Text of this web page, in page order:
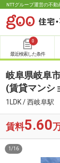
NTTグループ運営の不
0
最近検索した条件
岐阜県岐阜
(賃貸マンシ
1LDK / 西岐阜駅
賃料5.60
1 /16